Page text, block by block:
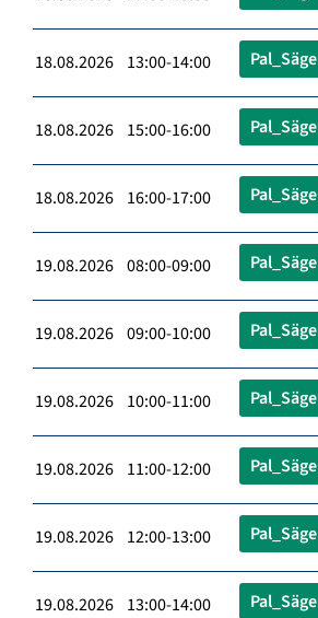
18.08.2026 13:00-14:00 Pal_Säge
18.08.2026 15:00-16:00 Pal_Säge
18.08.2026 16:00-17:00 Pal_Säge
19.08.2026 08:00-09:00 Pal_Säge
19.08.2026 09:00-10:00 Pal_Säge
19.08.2026 10:00-11:00 Pal_Säge
19.08.2026 11:00-12:00 Pal_Säge
19.08.2026 12:00-13:00 Pal_Säge
19.08.2026 13:00-14:00 Pal_Säge